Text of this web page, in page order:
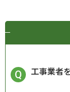
工事業者